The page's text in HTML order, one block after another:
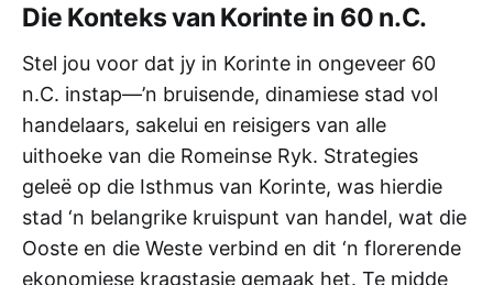
Die Konteks van Korinte in 60 n.C.
Stel jou voor dat jy in Korinte in ongeveer 60
n.C. instap—’n bruisende, dinamiese stad vol
handelaars, sakelui en reisigers van alle
uithoeke van die Romeinse Ryk. Strategies
geleë op die Isthmus van Korinte, was hierdie
stad ‘n belangrike kruispunt van handel, wat die
Ooste en die Weste verbind en dit ‘n florerende
ekonomiese kragstasie gemaak het. Te midde